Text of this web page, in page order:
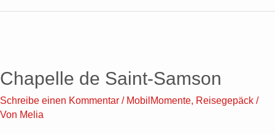
Chapelle de Saint-Samson
Schreibe einen Kommentar / MobilMomente, Reisegepäck /
Von Melia
Saint-